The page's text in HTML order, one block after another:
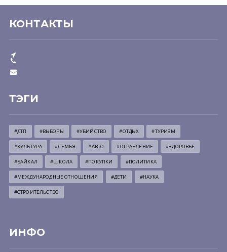
КОНТАКТЫ
ТЭГИ
#ДТП #ВЫБОРЫ #УБИЙСТВО #ОТДЫХ #ТУРИЗМ
#КУЛЬТУРА #СЕМЬЯ #АВТО #ОГРАБЛЕНИЕ #ЗДОРОВЬЕ
#БАЙКАЛ #ШКОЛА #ПОКУПКИ #ПОЛИТИКА
#МЕЖДУНАРОДНЫЕ ОТНОШЕНИЯ #ДЕТИ #НАУКА
#СТРОИТЕЛЬСТВО
ИНФО